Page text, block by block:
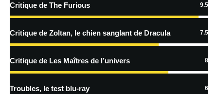
traitées
Critique de The Furious 9.5
Critique de Zoltan, le chien sanglant de Dracula 7.5
Critique de Les Maîtres de l’univers 8
Troubles, le test blu-ray 6